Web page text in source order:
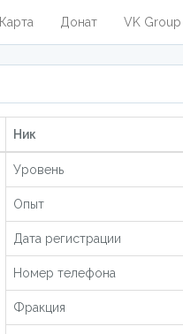
Карта Донат VK Group
Ник
Уровень
Опыт
Дата регистрации
Номер телефона
Фракция